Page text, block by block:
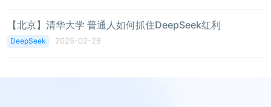
【北京】清华大学 普通人如何抓住DeepSeek红利
DeepSeek 2025-02-28